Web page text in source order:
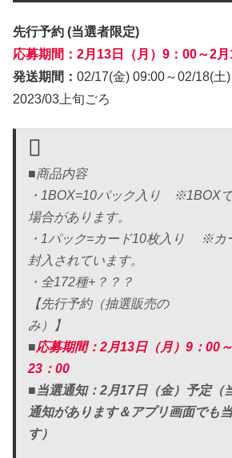
先行予約 (当選者限定)
応募期間：2月13日（月）9：00～2
発送期間： 02/17(金) 09:00～02/18(土
2023/03上旬ごろ
■商品内容
・1BOX=10パック入り ※1BOX
場合があります。
・1パック=カード10枚入り ※カ
封入されています。
・全172種+？？？
【先行予約（抽選販売の
み）
■応募期間：2月13日（月）9：00
23：00
■当選通知：2月17日（金）予定（
通知があります＆アプリ画面でも
す）